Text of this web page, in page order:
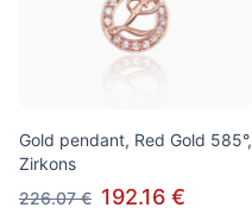
Gold pendant, Red Gold 585°,
Zirkons
226.07 € 192.16 €